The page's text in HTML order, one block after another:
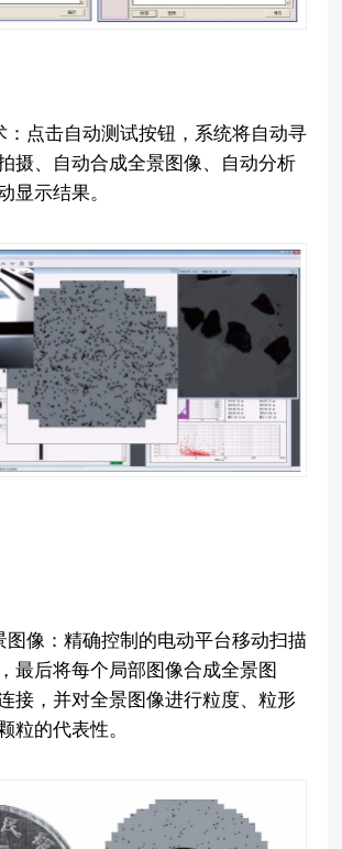
：点击自动测试按钮，系统将自动寻
摄、自动合成全景图像、自动分析
显示结果。
图像：精确控制的电动平台移动扫描
最后将每个局部图像合成全景图
接，并对全景图像进行粒度、粒形
粒的代表性。